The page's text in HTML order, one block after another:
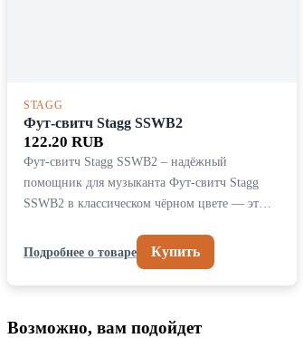
STAGG
Фут-свитч Stagg SSWB2
122.20 RUB
Фут-свитч Stagg SSWB2 – надёжный
помощник для музыканта Фут-свитч Stagg
SSWB2 в классическом чёрном цвете — эт…
Подробнее о товаре Купить
Возможно, вам подойдет